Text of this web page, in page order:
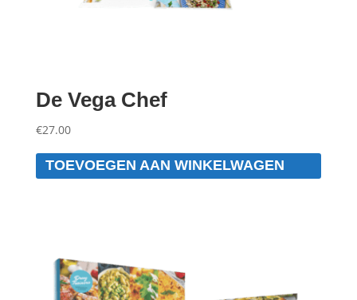
De Vega Chef
€27.00
TOEVOEGEN AAN WINKELWAGEN